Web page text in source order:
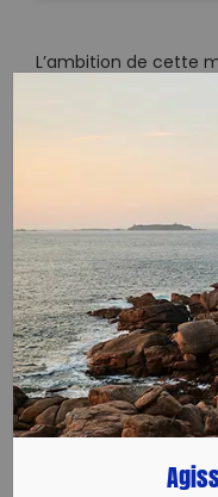
L’ambition de cette
convivial entre
d’associations.
nettoyage du village
de sensibiliser le
de tri et l’impact
Cette matinée sera
offerte aux
plantons est
l’événement. Par
déchets les plus
moment sera venu
Conseil municipal
de leur
choisi de travailler
thèmes tels que la